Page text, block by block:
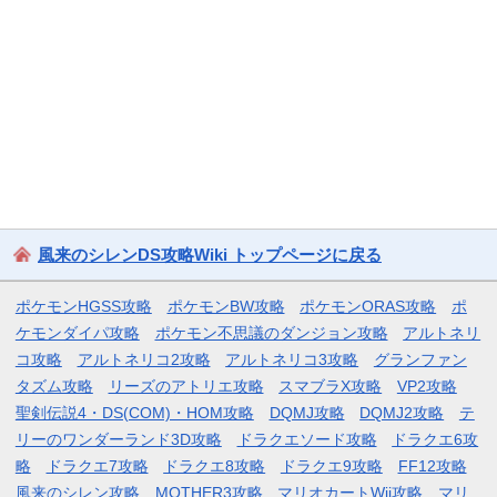
風来のシレンDS攻略Wiki トップページに戻る
ポケモンHGSS攻略 ポケモンBW攻略 ポケモンORAS攻略
ポ
ケモンダイパ攻略
ポケモン不思議のダンジョン攻略
アルトネリ
コ攻略
アルトネリコ2攻略 アルトネリコ3攻略
グランファン
タズム攻略
リーズのアトリエ攻略 スマブラX攻略
VP2攻略
聖剣伝説4・DS(COM)・HOM攻略
DQMJ攻略 DQMJ2攻略
テ
リーのワンダーランド3D攻略
ドラクエソード攻略
ドラクエ6攻
略
ドラクエ7攻略 ドラクエ8攻略 ドラクエ9攻略
FF12攻略
風来のシレン攻略
MOTHER3攻略 マリオカートWii攻略 マリ